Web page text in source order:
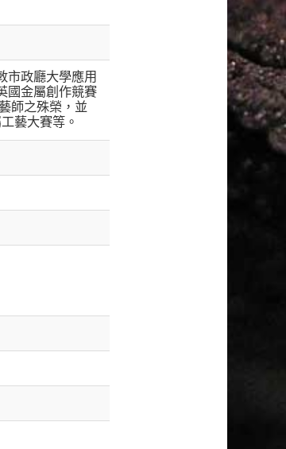
市政廳大學應用
國金屬創作競賽
師之殊榮，並
藝大賽等。